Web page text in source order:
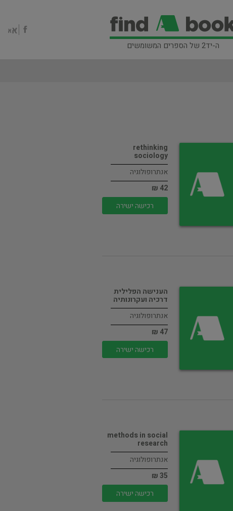
ה-יד2 של הספרים המשומשים
rethinking
sociology
אנתרופולוגיה
42 ₪
רכישה ישירה
הענישה הפלילית
דרכיה ועקרונותיה
אנתרופולוגיה
47 ₪
רכישה ישירה
methods in social
research
אנתרופולוגיה
35 ₪
רכישה ישירה